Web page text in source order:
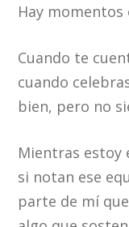
Hay momentos
Cuando te
cuando
bien, pero no
Mientras estoy
si notan ese
parte de mí